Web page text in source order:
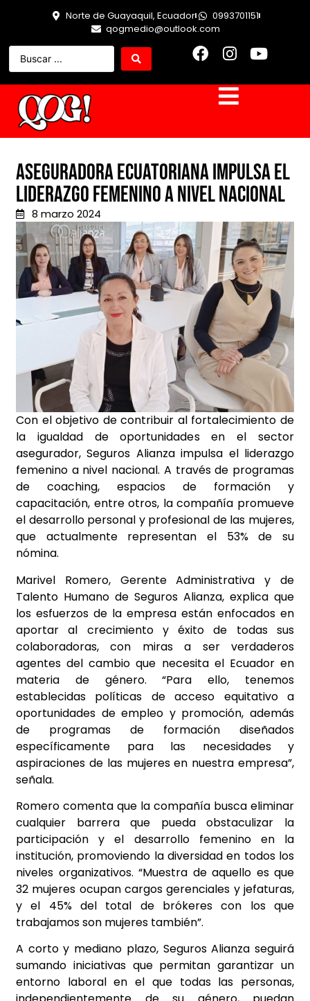
Norte de Guayaquil, Ecuador
0993701151
qogmedio@outlook.com
Aseguradora ecuatoriana impulsa el
liderazgo femenino a nivel nacional
8 marzo 2024
Con el objetivo de contribuir al fortalecimiento de
la igualdad de oportunidades en el sector
asegurador, Seguros Alianza impulsa el liderazgo
femenino a nivel nacional. A través de programas
de coaching, espacios de formación y
capacitación, entre otros, la compañía promueve
el desarrollo personal y profesional de las mujeres,
que actualmente representan el 53% de su
nómina.
Marivel Romero, Gerente Administrativa y de
Talento Humano de Seguros Alianza, explica que
los esfuerzos de la empresa están enfocados en
aportar al crecimiento y éxito de todas sus
colaboradoras, con miras a ser verdaderos
agentes del cambio que necesita el Ecuador en
materia de género. “Para ello, tenemos
establecidas políticas de acceso equitativo a
oportunidades de empleo y promoción, además
de programas de formación diseñados
específicamente para las necesidades y
aspiraciones de las mujeres en nuestra empresa”,
señala.
Romero comenta que la compañía busca eliminar
cualquier barrera que pueda obstaculizar la
participación y el desarrollo femenino en la
institución, promoviendo la diversidad en todos los
niveles organizativos. “Muestra de aquello es que
32 mujeres ocupan cargos gerenciales y jefaturas,
y el 45% del total de brókeres con los que
trabajamos son mujeres también”.
A corto y mediano plazo, Seguros Alianza seguirá
sumando iniciativas que permitan garantizar un
entorno laboral en el que todas las personas,